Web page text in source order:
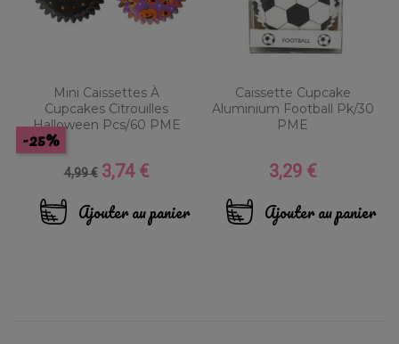
Mini Caissettes À
Cupcakes Citrouilles
Halloween Pcs/60 PME
Prix
base
4,99 €
-25%
Prix
3,74 €
Ajouter au panier
Caissette Cupcake
Aluminium Football Pk/30
PME
Prix
3,29 €
Ajouter au panier